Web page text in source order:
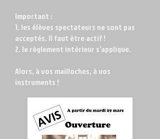
Important :
1. les élèves spectateurs ne sont pas
acceptés. Il faut être actif !
2. le règlement intérieur s’applique.
Alors, à vos mailloches, à vos
instruments !